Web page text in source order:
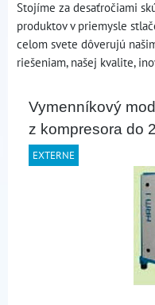
Stojíme za desaťročiami
produktov v priemysle
celom svete dôverujú
riešeniam, našej kvalite,
Vymenníkový
z kompresora do
EXTERNE